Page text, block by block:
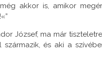
akkor is, amikor
József, ma már
származik, és aki a